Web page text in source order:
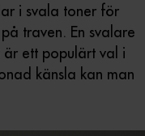
i svala toner för
traven. En svalare
ett populärt val i
känsla kan man